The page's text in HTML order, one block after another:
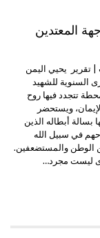
المعتدين
| تقرير يحيي اليمن
السنوية للشهيد
محطة تتجدد فيها روح
ويستحضر
بسالة أبطاله الذين
في سبيل الله
الوطن والمستضعفين.
ليست مجرد…